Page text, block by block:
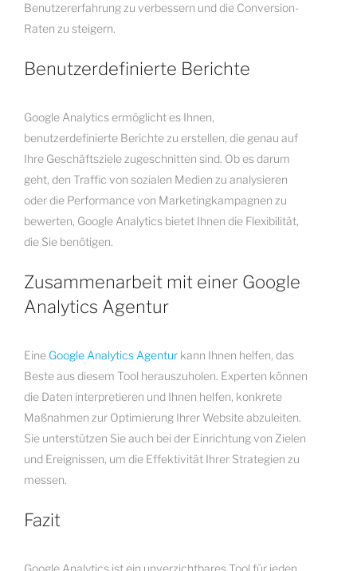
Benutzererfahrung zu verbessern und die Conversion-
Raten zu steigern.
Benutzerdefinierte Berichte
Google Analytics ermöglicht es Ihnen,
benutzerdefinierte Berichte zu erstellen, die genau auf
Ihre Geschäftsziele zugeschnitten sind. Ob es darum
geht, den Traffic von sozialen Medien zu analysieren
oder die Performance von Marketingkampagnen zu
bewerten, Google Analytics bietet Ihnen die Flexibilität,
die Sie benötigen.
Zusammenarbeit mit einer Google
Analytics Agentur
Eine Google Analytics Agentur kann Ihnen helfen, das
Beste aus diesem Tool herauszuholen. Experten können
die Daten interpretieren und Ihnen helfen, konkrete
Maßnahmen zur Optimierung Ihrer Website abzuleiten.
Sie unterstützen Sie auch bei der Einrichtung von Zielen
und Ereignissen, um die Effektivität Ihrer Strategien zu
messen.
Fazit
Google Analytics ist ein unverzichtbares Tool für jeden